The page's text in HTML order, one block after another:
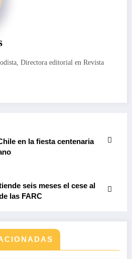
Directora editorial en Revista
en la fiesta centenaria
seis meses el cese al
las FARC